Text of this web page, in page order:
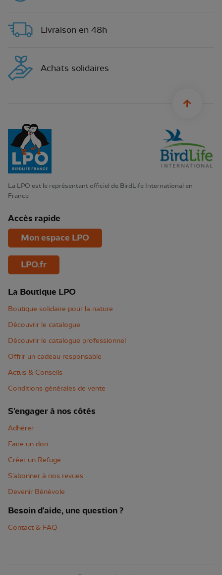
Livraison en 48h
Achats solidaires
La LPO est le représentant officiel de BirdLife International en
France
Accès rapide
Mon espace LPO
LPO.fr
La Boutique LPO
Boutique solidaire pour la nature
Découvrir le catalogue
Découvrir le catalogue professionnel
Offrir un cadeau responsable
Actus & Conseils
Conditions générales de vente
S'engager à nos côtés
Adhérer
Faire un don
Créer un Refuge
S'abonner à nos revues
Devenir Bénévole
Besoin d'aide, une question ?
Contact & FAQ